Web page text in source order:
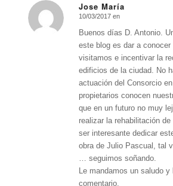
Jose María
Dice:
10/03/2017 en
Buenos días D. Antonio.
este blog es dar a
visitamos e incentivar la
edificios de la ciudad. No
actuación del Consorcio
propietarios conocen
que en un futuro no muy
realizar la rehabilitación
ser interesante dedicar
obra de Julio Pascual, tal
… seguimos soñando.
Le mandamos un saludo
comentario.